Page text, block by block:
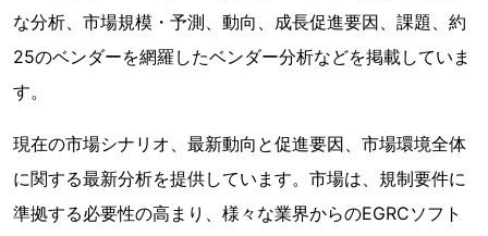
な分析、市場規模・予測、動向、成長促進要因、課題、約
25のベンダーを網羅したベンダー分析などを掲載していま
す。
現在の市場シナリオ、最新動向と促進要因、市場環境全体
に関する最新分析を提供しています。市場は、規制要件に
準拠する必要性の高まり、様々な業界からのEGRCソフト